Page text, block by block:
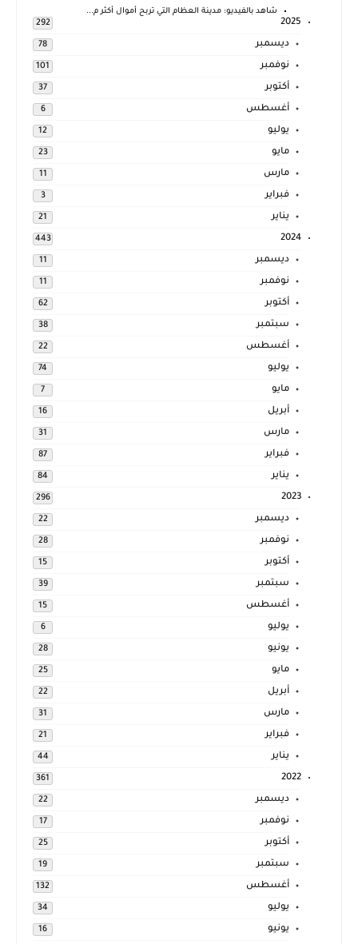
شاهد بالفيديو: مدينة العظام التي تربح أموال أكثر م...
2025
292
ديسمبر 78
نوفمبر 101
أكتوبر 37
أغسطس 6
يوليو 12
مايو 23
مارس 11
فبراير 3
يناير 21
2024
443
ديسمبر 11
نوفمبر 11
أكتوبر 62
سبتمبر 38
أغسطس 22
يوليو 74
مايو 7
أبريل 16
مارس 31
فبراير 87
يناير 84
2023
296
ديسمبر 22
نوفمبر 28
أكتوبر 15
سبتمبر 39
أغسطس 15
يوليو 6
يونيو 28
مايو 25
أبريل 22
مارس 31
فبراير 21
يناير 44
2022
361
ديسمبر 22
نوفمبر 17
أكتوبر 25
سبتمبر 19
أغسطس 132
يوليو 34
يونيو 16